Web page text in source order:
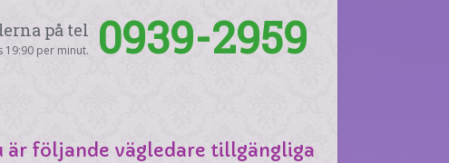
på tel
19:90 per minut. 0939-2959
är följande vägledare tillgängliga